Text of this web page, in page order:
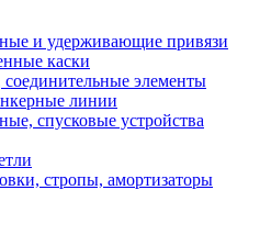
и удерживающие привязи
каски
элементы
линии
спусковые устройства
стропы, амортизаторы